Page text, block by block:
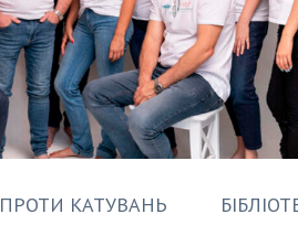
ПРОТИ КАТУВАНЬ